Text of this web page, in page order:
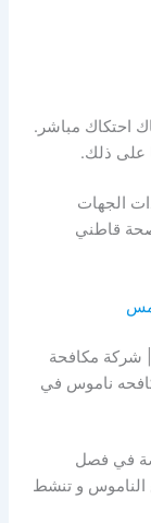
احتكاك مباشر.
على ذلك.
الجهات
قاطني
شركة مكافحة
ناموس في
في فصل
الناموس و تنشط